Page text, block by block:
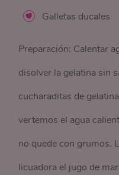
Galletas ducales
Preparación: Calentar
disolver la gelatina sin
cucharaditas de
vertemos el agua
no quede con grumos.
licuadora el jugo de